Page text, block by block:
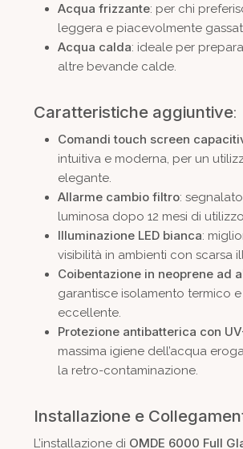
Acqua frizzante: per chi
leggera e piacevolmente
Acqua calda: ideale per
altre bevande calde.
Caratteristiche aggiuntive:
Comandi touch screen
intuitiva e moderna, per un
elegante.
Allarme cambio filtro:
luminosa dopo 12 mesi di
Illuminazione LED bianca:
visibilità in ambienti con scarsa
Coibentazione in neoprene ad
garantisce isolamento termico
eccellente.
Protezione antibatterica con
massima igiene dell’acqua
la retro-contaminazione.
Installazione e
L’installazione di OMDE 6000 Full